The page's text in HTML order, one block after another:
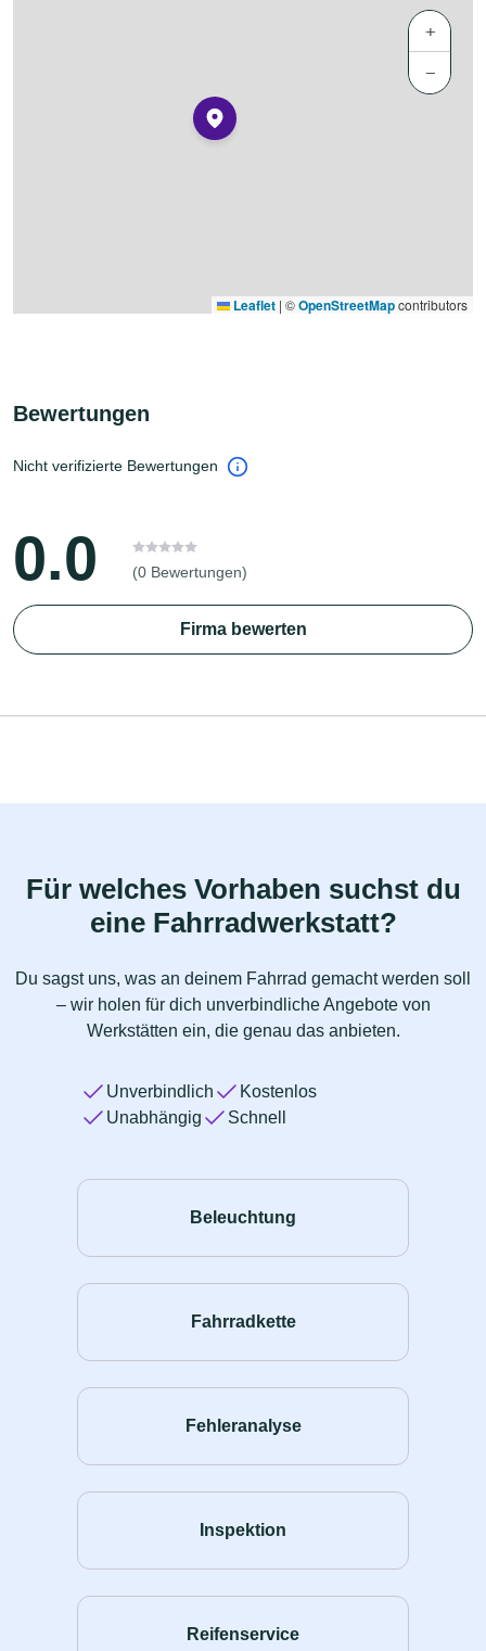
+
−
Leaflet | ©OpenStreetMapcontributors
Bewertungen
Nicht verifizierte Bewertungen
0.0 (0 Bewertungen)
Firma bewerten
Für welches Vorhaben suchst du
eine Fahrradwerkstatt?
Du sagst uns, was an deinem Fahrrad gemacht werden soll
– wir holen für dich unverbindliche Angebote von
Werkstätten ein, die genau das anbieten.
Unverbindlich
Kostenlos
Unabhängig
Schnell
Beleuchtung
Fahrradkette
Fehleranalyse
Inspektion
Reifenservice